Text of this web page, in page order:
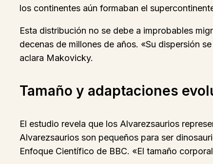
los continentes aún formaban el
Esta distribución no se debe a improbables
decenas de millones de años. «Su dispersión
aclara Makovicky.
Tamaño y adaptaciones
El estudio revela que los Alvarezsaurios
Alvarezsaurios son pequeños para ser
Enfoque Científico de BBC. «El tamaño